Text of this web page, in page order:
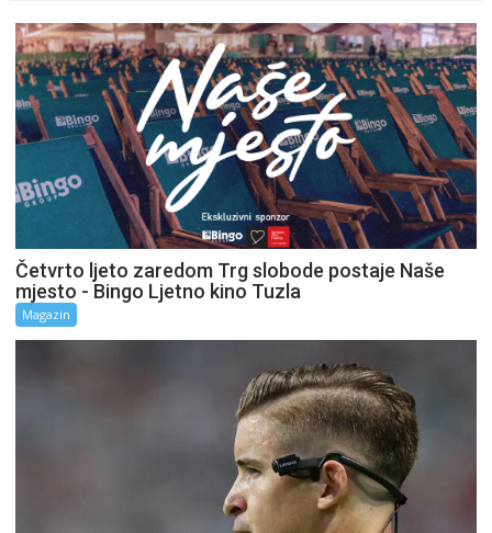
Četvrto ljeto zaredom Trg slobode postaje Naše
mjesto - Bingo Ljetno kino Tuzla
Magazin